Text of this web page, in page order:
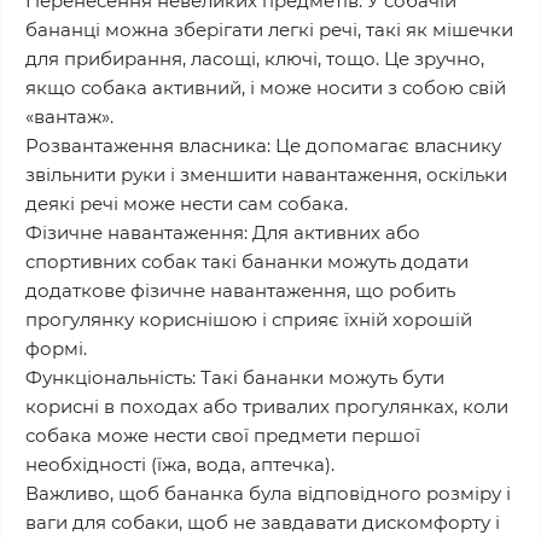
бананці можна зберігати легкі речі, такі як мішечки
для прибирання, ласощі, ключі, тощо. Це зручно,
якщо собака активний, і може носити з собою свій
«вантаж».
Розвантаження власника: Це допомагає власнику
звільнити руки і зменшити навантаження, оскільки
деякі речі може нести сам собака.
Фізичне навантаження: Для активних або
спортивних собак такі бананки можуть додати
додаткове фізичне навантаження, що робить
прогулянку кориснішою і сприяє їхній хорошій
формі.
Функціональність: Такі бананки можуть бути
корисні в походах або тривалих прогулянках, коли
собака може нести свої предмети першої
необхідності (їжа, вода, аптечка).
Важливо, щоб бананка була відповідного розміру і
ваги для собаки, щоб не завдавати дискомфорту і